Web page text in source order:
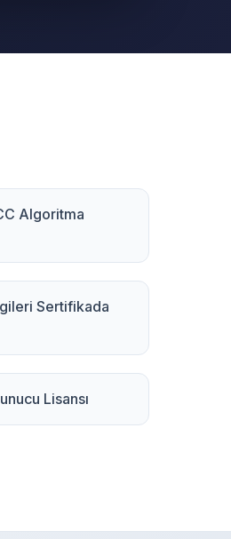
Algoritma
Sertifikada
Lisansı